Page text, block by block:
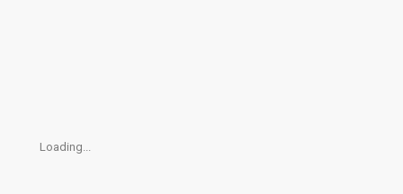
Loading...